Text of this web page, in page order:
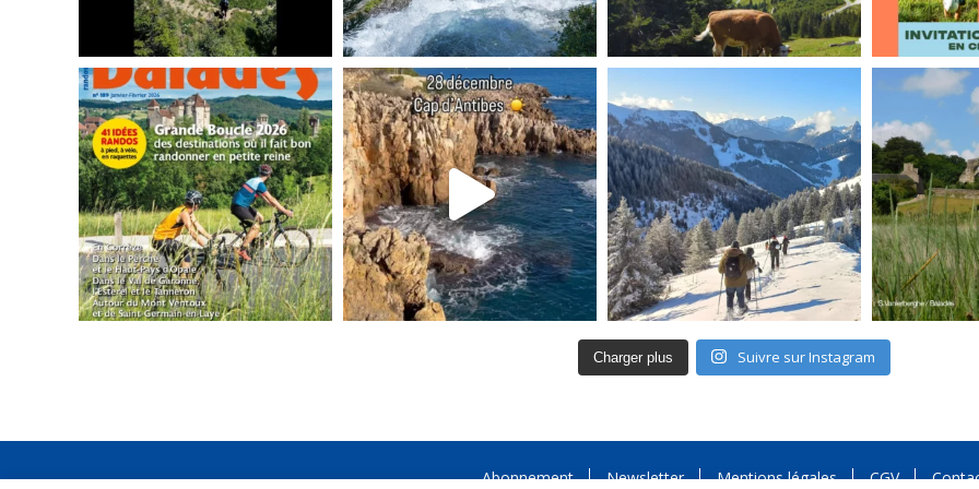
Charger plus Suivre sur Instagram
Abonnement Newsletter Mentions légales CGV